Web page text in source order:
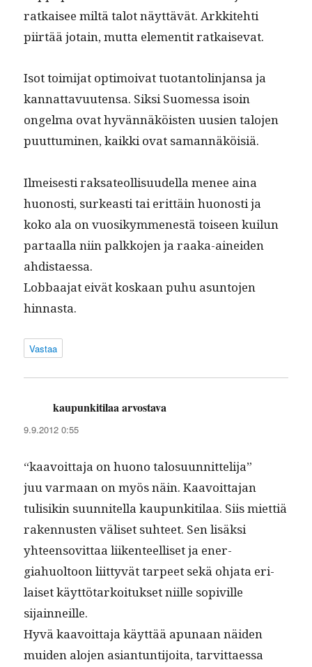
ratkaisee miltä talot näyt­tävät. Arkkite­hti
piirtää jotain, mut­ta ele­men­tit ratkaisevat.
Isot toim­i­jat opti­moi­vat tuotan­tolin­jansa ja
kan­nat­tavuuten­sa. Sik­si Suomes­sa isoin
ongel­ma ovat hyvän­näköis­ten uusien talo­jen
puut­tumi­nen, kaik­ki ovat samannäköisiä.
Ilmeis­es­ti rak­sate­ol­lisu­udel­la menee aina
huonos­ti, surkeasti tai erit­täin huonos­ti ja
koko ala on vuosikymmen­estä toiseen kuilun
par­taal­la niin palkko­jen ja raa­ka-ainei­den
ahdistaessa.
Lob­baa­jat eivät koskaan puhu asun­to­jen
hinnasta.
Vastaa
kaupunkitilaa arvostava
9.9.2012 0:55
“kaavoit­ta­ja on huono talosuunnittelija”
juu var­maan on myös näin. Kaavoit­ta­jan
tulisikin suun­nitel­la kaupunki­ti­laa. Siis miet­tiä
raken­nusten väliset suh­teet. Sen lisäk­si
yhteenso­vit­taa liiken­teel­liset ja ener­
giahuoltoon liit­tyvät tarpeet sekä ohja­ta eri­
laiset käyt­tö­tarkoituk­set niille sopiville
sijainneille.
Hyvä kaavoit­ta­ja käyt­tää apunaan näi­den
muiden alo­jen asiantun­ti­joi­ta, tarvit­taes­sa